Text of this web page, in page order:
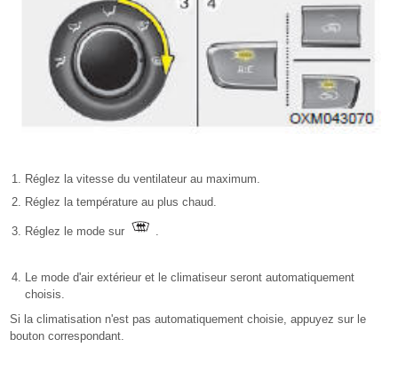
Réglez la vitesse du ventilateur au maximum.
Réglez la température au plus chaud.
Réglez le mode sur .
Le mode d'air extérieur et le climatiseur seront automatiquement
choisis.
Si la climatisation n'est pas automatiquement choisie, appuyez sur le
bouton correspondant.